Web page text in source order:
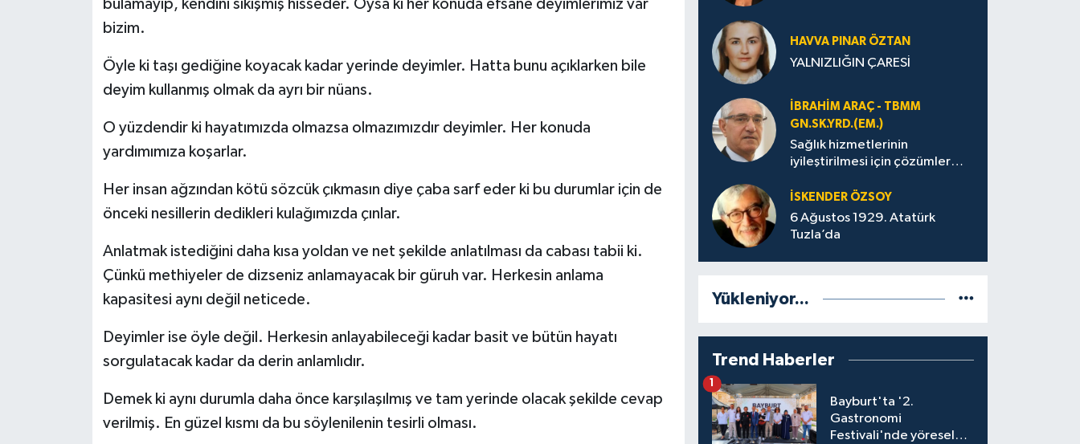
bulamayıp, kendini sıkışmış hisseder. Oysa ki her konuda efsane deyimlerimiz var
bizim.
Öyle ki taşı gediğine koyacak kadar yerinde deyimler. Hatta bunu açıklarken bile
deyim kullanmış olmak da ayrı bir nüans.
O yüzdendir ki hayatımızda olmazsa olmazımızdır deyimler. Her konuda
yardımımıza koşarlar.
Her insan ağzından kötü sözcük çıkmasın diye çaba sarf eder ki bu durumlar için de
önceki nesillerin dedikleri kulağımızda çınlar.
Anlatmak istediğini daha kısa yoldan ve net şekilde anlatılması da cabası tabii ki.
Çünkü methiyeler de dizseniz anlamayacak bir güruh var. Herkesin anlama
kapasitesi aynı değil neticede.
Deyimler ise öyle değil. Herkesin anlayabileceği kadar basit ve bütün hayatı
sorgulatacak kadar da derin anlamlıdır.
Demek ki aynı durumla daha önce karşılaşılmış ve tam yerinde olacak şekilde cevap
verilmiş. En güzel kısmı da bu söylenilenin tesirli olması.
HAVVA PINAR ÖZTAN
YALNIZLIĞIN ÇARESİ
İBRAHIM ARAÇ - TBMM
GN.SK.YRD.(EM.)
Sağlık hizmetlerinin
iyileştirilmesi için çözümler
İSKENDER ÖZSOY
6 Ağustos 1929. Atatürk
Tuzla’da
Yükleniyor...
Trend Haberler
Bayburt'ta '2.
Gastronomi
Festivali'nde yöresel